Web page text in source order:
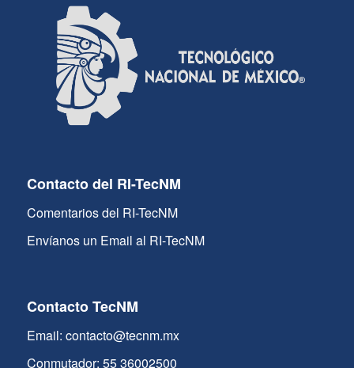
Contacto del RI-TecNM
Comentarios del RI-TecNM
Envíanos un Email al RI-TecNM
Contacto TecNM
Email: contacto@tecnm.mx
Conmutador: 55 36002500